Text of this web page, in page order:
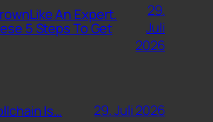
An Expert.
5 Steps To Get
29.
Juli
2026
Is… 29. Juli 2026